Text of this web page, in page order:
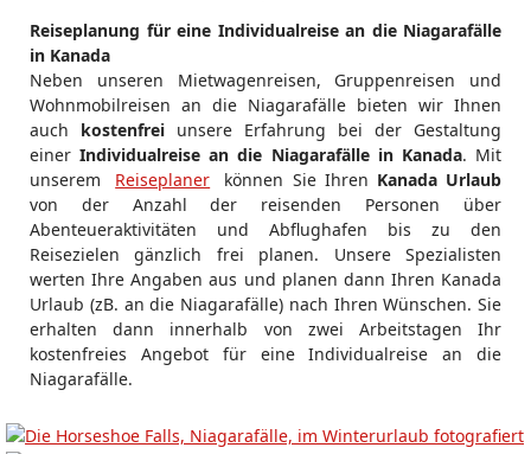
Reiseplanung für eine Individualreise an die Niagarafälle
in Kanada
Neben unseren Mietwagenreisen, Gruppenreisen und
Wohnmobilreisen an die Niagarafälle bieten wir Ihnen
auch kostenfrei unsere Erfahrung bei der Gestaltung
einerIndividualreise an die Niagarafälle in Kanada. Mit
unserem
Reiseplaner können Sie Ihren Kanada Urlaub
von der Anzahl der reisenden Personen über
Abenteueraktivitäten und Abflughafen bis zu den
Reisezielen gänzlich frei planen. Unsere Spezialisten
werten Ihre Angaben aus und planen dann Ihren Kanada
Urlaub (zB. an die Niagarafälle) nach Ihren Wünschen. Sie
erhalten dann innerhalb von zwei Arbeitstagen Ihr
kostenfreies Angebot für eine Individualreise an die
Niagarafälle.